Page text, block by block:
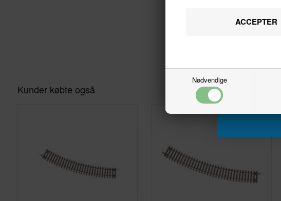
Nødvendige
Kunder købte også